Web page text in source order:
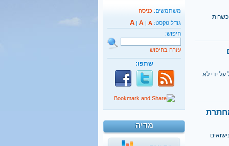
משתמשים: כניסה
גודל טקסט:
A | A | A
חיפוש:
עזרה בחיפוש
שתפו:
מדיה
ידי לא